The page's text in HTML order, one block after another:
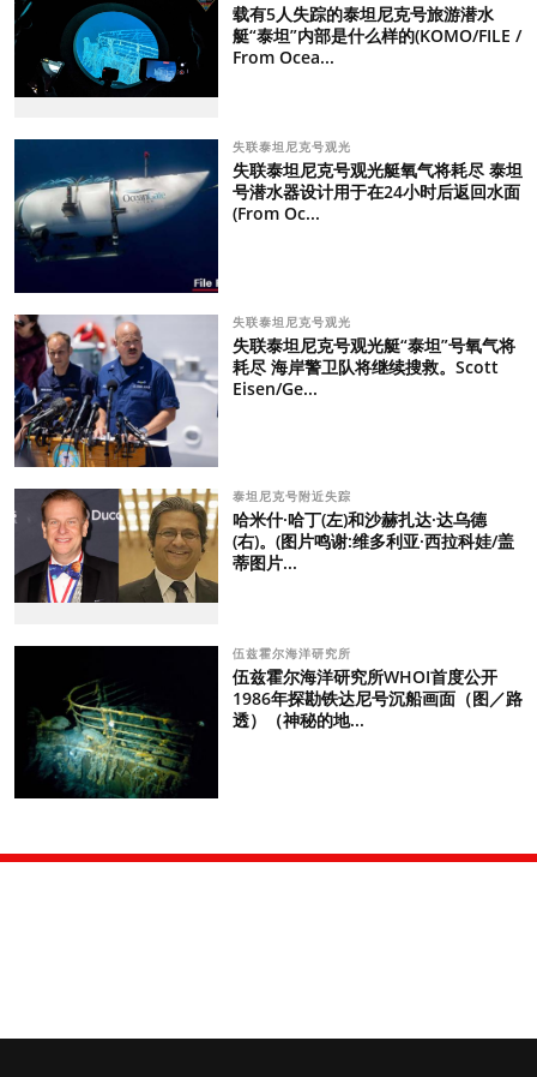
载有5人失踪的泰坦尼克号旅游潜水
艇“泰坦”内部是什么样的(KOMO/FILE /
From Ocea...
失联泰坦尼克号观光
失联泰坦尼克号观光艇氧气将耗尽 泰坦
号潜水器设计用于在24小时后返回水面
(From Oc...
失联泰坦尼克号观光
失联泰坦尼克号观光艇“泰坦”号氧气将
耗尽 海岸警卫队将继续搜救。Scott
Eisen/Ge...
泰坦尼克号附近失踪
哈米什·哈丁(左)和沙赫扎达·达乌德
(右)。(图片鸣谢:维多利亚·西拉科娃/盖
蒂图片...
伍兹霍尔海洋研究所
伍兹霍尔海洋研究所WHOI首度公开
1986年探勘铁达尼号沉船画面（图／路
透）（神秘的地...